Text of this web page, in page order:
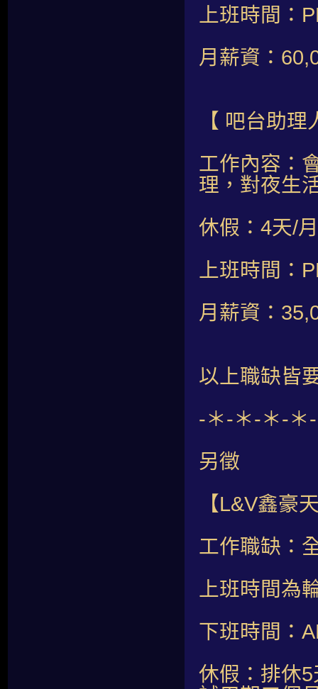
上班時間：
月薪資：
【 吧台助理
工作內容：
理，對夜生
休假：4天/
上班時間：
月薪資：
以上職缺皆
-＊-＊-＊-＊
另徵
【L&V鑫豪
工作職缺：
上班時間為
下班時間：
休假：排休